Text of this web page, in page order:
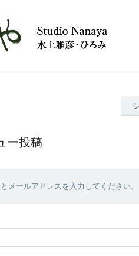
ー投稿
メールアドレスを入力してください。